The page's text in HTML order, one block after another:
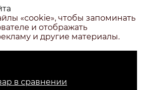
«cookie», чтобы запоминать
и отображать
и другие материалы.
в сравнении